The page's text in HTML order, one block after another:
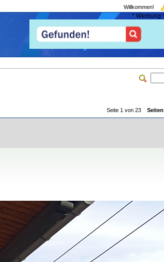
Willkommen!
* Werbung
Seite 1 von 23